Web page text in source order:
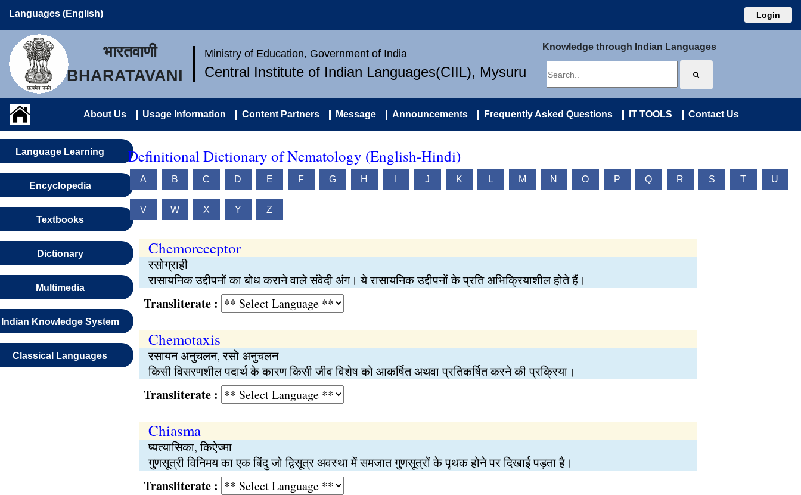
Languages (English) Login
भारतवाणी
BHARATAVANI
Ministry of Education, Government of India
Central Institute of Indian Languages(CIIL), Mysuru
Knowledge through Indian Languages
About Us Usage Information Content Partners Message Announcements Frequently Asked Questions IT TOOLS Contact Us
Language Learning
Encyclopedia
Textbooks
Dictionary
Multimedia
Indian Knowledge System
Classical Languages
Definitional Dictionary of Nematology (English-Hindi)
A B C D E F G H J K L M N O P Q R S T U
V W X Y Z
Chemoreceptor
रसोग्राही
रासायनिक उद्दीपनों का बोध कराने वाले संवेदी अंग। ये रासायनिक उद्दीपनों के प्रति अभिक्रियाशील होते हैं।
Transliterate :
Chemotaxis
रसायन अनुचलन, रसो अनुचलन
किसी विसरणशील पदार्थ के कारण किसी जीव विशेष को आकर्षित अथवा प्रतिकर्षित करने की प्रक्रिया।
Transliterate :
Chiasma
ष्यत्यासिका, किऐज्मा
गुणसूत्री विनिमय का एक बिंदु जो द्विसूत्र अवस्था में समजात गुणसूत्रों के पृथक होने पर दिखाई पड़ता है।
Transliterate :